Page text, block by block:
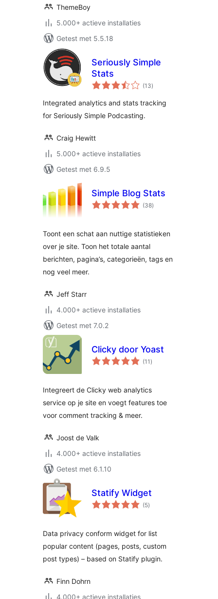
ThemeBoy
5.000+ actieve installaties
Getest met 5.5.18
Seriously Simple
Stats
(13totaal
waarderingen
)
Integrated analytics and stats tracking
for Seriously Simple Podcasting.
Craig Hewitt
5.000+ actieve installaties
Getest met 6.9.5
Simple Blog Stats
(38totaal
waarderingen
)
Toont een schat aan nuttige statistieken
over je site. Toon het totale aantal
berichten, pagina’s, categorieën, tags en
nog veel meer.
Jeff Starr
4.000+ actieve installaties
Getest met 7.0.2
Clicky door Yoast
(11 totaal
waarderingen
)
Integreert de Clicky web analytics
service op je site en voegt features toe
voor comment tracking & meer.
Joost de Valk
4.000+ actieve installaties
Getest met 6.1.10
Statify Widget
(5totaal
waarderingen
)
Data privacy conform widget for list
popular content (pages, posts, custom
post types) – based on Statify plugin.
Finn Dohrn
4.000+ actieve installaties